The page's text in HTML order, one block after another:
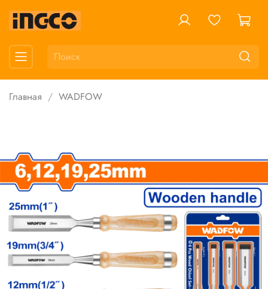
Главная WADFOW